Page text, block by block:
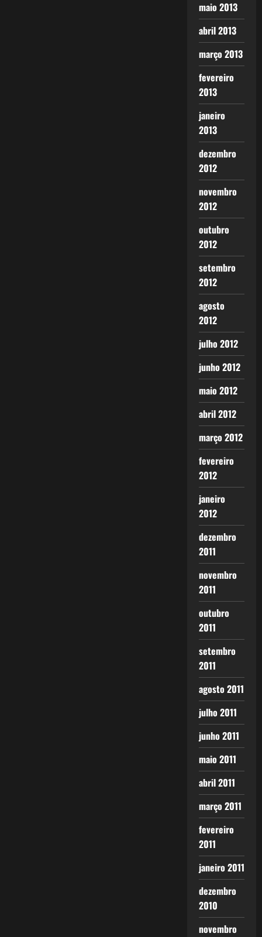
maio 2013
abril 2013
março 2013
fevereiro
2013
janeiro
2013
dezembro
2012
novembro
2012
outubro
2012
setembro
2012
agosto
2012
julho 2012
junho 2012
maio 2012
abril 2012
março 2012
fevereiro
2012
janeiro
2012
dezembro
2011
novembro
2011
outubro
2011
setembro
2011
agosto 2011
julho 2011
junho 2011
maio 2011
abril 2011
março 2011
fevereiro
2011
janeiro 2011
dezembro
2010
novembro